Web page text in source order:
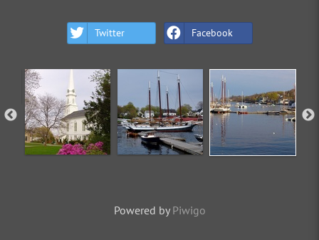
Twitter Facebook
Powered by Piwigo